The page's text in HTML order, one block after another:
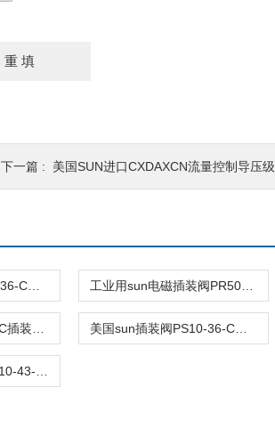
下一篇 : 美国SUN进口CXDAXCN流量控制导压级阀各种阀